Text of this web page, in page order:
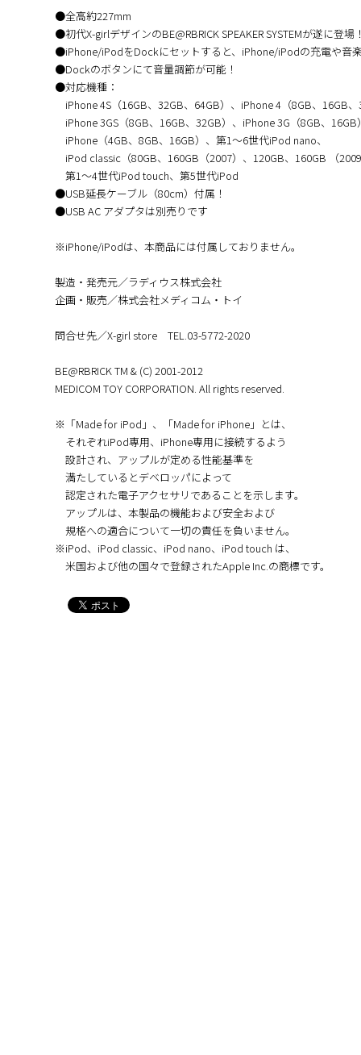
●全高約227mm
●初代X-girlデザインのBE@RBRICK SPEAKER SYSTEMが遂に登場
●iPhone/iPodをDockにセットすると、iPhone/iPodの充電や音
●Dockのボタンにて音量調節が可能！
●対応機種：
iPhone 4S（16GB、32GB、64GB）、iPhone 4（8GB、16GB
iPhone 3GS（8GB、16GB、32GB）、iPhone 3G（8GB、16GB
iPhone（4GB、8GB、16GB）、第1～6世代iPod nano、
iPod classic（80GB、160GB（2007）、120GB、160GB （
第1～4世代iPod touch、第5世代iPod
●USB延長ケーブル（80cm）付属！
●USB AC アダプタは別売りです
※iPhone/iPodは、本商品には付属しておりません。
製造・発売元／ラディウス株式会社
企画・販売／株式会社メディコム・トイ
問合せ先／X-girl store TEL.03-5772-2020
BE@RBRICK TM & (C) 2001-2012
MEDICOM TOY CORPORATION. All rights reserved.
※「Made for iPod」、「Made for iPhone」とは、
それぞれiPod専用、iPhone専用に接続するよう
設計され、アップルが定める性能基準を
満たしているとデベロッパによって
認定された電子アクセサリであることを示します。
アップルは、本製品の機能および安全および
規格への適合について一切の責任を負いません。
※iPod、iPod classic、iPod nano、iPod touch は、
米国および他の国々で登録されたApple Inc.の商標です。